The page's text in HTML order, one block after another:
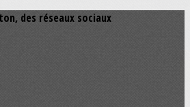
des réseaux sociaux